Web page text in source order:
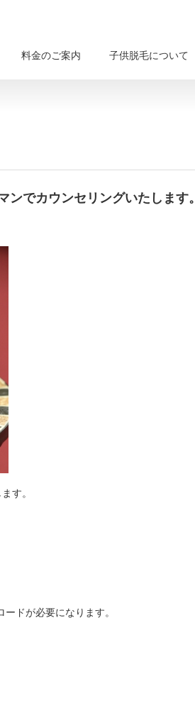
料金のご案内 子供脱毛について
でカウンセリングいたします。
す。
ドが必要になります。